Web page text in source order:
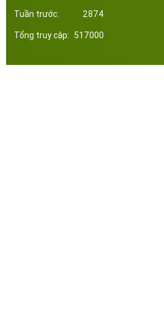
Tuần trước: 2874
Tổng truy cập: 517000